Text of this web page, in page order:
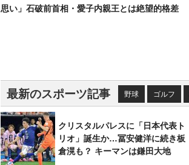
思い」石破前首相・愛子内親王とは絶望的格差
最新のスポーツ記事 野球 ゴルフ
クリスタルパレスに「日本代表ト
リオ」誕生か…冨安健洋に続き板
倉滉も？ キーマンは鎌田大地